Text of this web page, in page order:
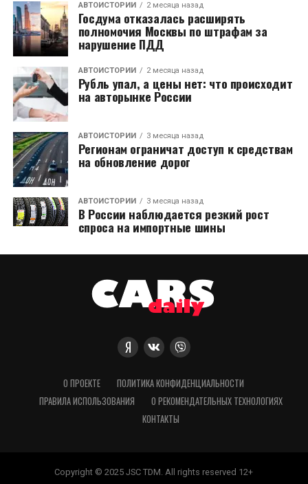
АВТОИСТОРИИ 2 месяца назад
Госдума отказалась расширять
полномочия Москвы по штрафам за
нарушение ПДД
АВТОИСТОРИИ 2 месяца назад
Рубль упал, а цены нет: что происходит
на авторынке России
АВТОИСТОРИИ 3 месяца назад
Регионам ограничат доступ к средствам
на обновление дорог
АВТОИСТОРИИ 3 месяца назад
В России наблюдается резкий рост
спроса на импортные шины
О ПРОЕКТЕ
ПОЛИТИКА КОНФИДЕНЦИАЛЬНОСТИ
ПРАВИЛА ИСПОЛЬЗОВАНИЯ
О РЕКОМЕНДАТЕЛЬНЫХ ТЕХНОЛОГИЯХ
КОНТАКТЫ
Copyright © 2025 JSC TDM. All rights reserved 12+